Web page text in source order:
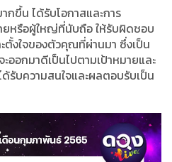
กขึ้น ได้รับโอกาสและการ
ยหรือผู้ใหญ่ที่นับถือ ให้รับผิดชอบ
งใจของตัวคุณที่ผ่านมา ซึ่งเป็น
ออกมาดีเป็นไปตามเป้าหมายและ
รับความสนใจและผลตอบรับเป็น